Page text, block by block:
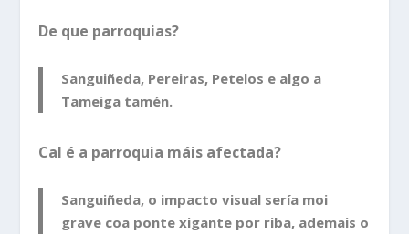
De que parroquias?
Sanguiñeda, Pereiras, Petelos e algo a
Tameiga tamén.
Cal é a parroquia máis afectada?
Sanguiñeda, o impacto visual sería moi
grave coa ponte xigante por riba, ademais o